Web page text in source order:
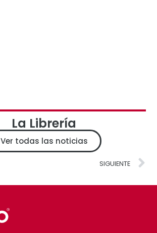
La Librería
Ver todas las noticias
SIGUIENTE